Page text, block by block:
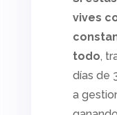
vives
todo,
días de
a